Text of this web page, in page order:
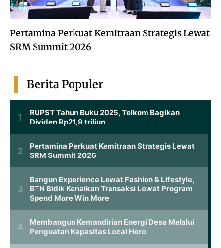
Pertamina Perkuat Kemitraan Strategis Lewat
SRM Summit 2026
Berita Populer